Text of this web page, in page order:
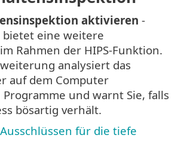
aktivieren -
bietet eine weitere
Rahmen der HIPS-Funktion.
analysiert das
auf dem Computer
und warnt Sie, falls
bösartig verhält.
Ausschlüssen für die tiefe